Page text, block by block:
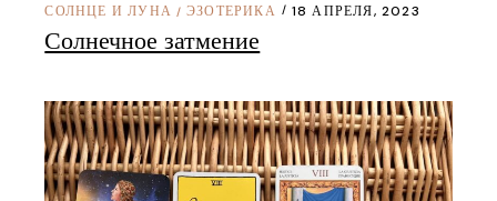
СОЛНЦЕ И ЛУНА / ЭЗОТЕРИКА 18 АПРЕЛЯ, 2023
Солнечное затмение